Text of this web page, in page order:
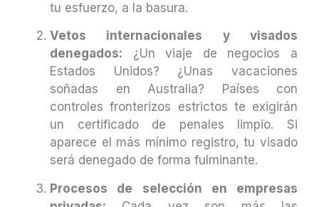
tu esfuerzo, a la basura.
Vetos internacionales y visados
denegados: ¿Un viaje de negocios a
Estados Unidos? ¿Unas vacaciones
soñadas en Australia? Países con
controles fronterizos estrictos te exigirán
un certificado de penales limpio. Si
aparece el más mínimo registro, tu visado
será denegado de forma fulminante.
Procesos de selección en empresas